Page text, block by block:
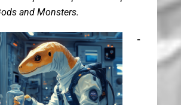
and Monsters.
-